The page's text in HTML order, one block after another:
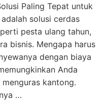
Paling Tepat untuk
solusi cerdas
pesta ulang tahun,
bisnis. Mengapa harus
dengan biaya
Anda
kantong.
…